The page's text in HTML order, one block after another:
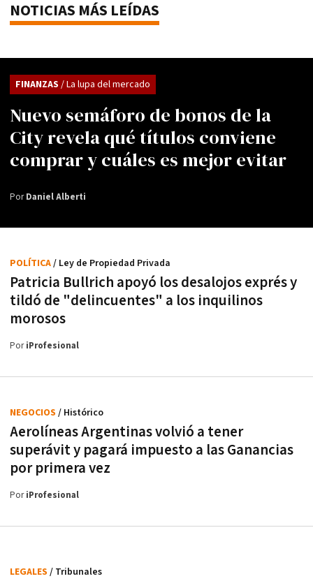
NOTICIAS MÁS LEÍDAS
Nuevo semáforo de bonos de la
City revela qué títulos conviene
comprar y cuáles es mejor evitar
FINANZAS / La lupa del mercado
PorDaniel Alberti
Patricia Bullrich apoyó los desalojos exprés y
tildó de "delincuentes" a los inquilinos
morosos
POLÍTICA/ Ley de Propiedad Privada
PoriProfesional
Aerolíneas Argentinas volvió a tener
superávit y pagará impuesto a las Ganancias
por primera vez
NEGOCIOS / Histórico
PoriProfesional
LEGALES / Tribunales